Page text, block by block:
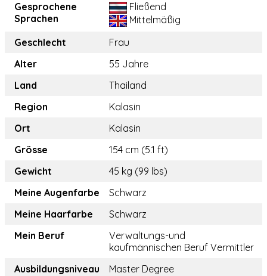
Gesprochene
Sprachen
Fließend
Mittelmäßig
Geschlecht
Frau
Alter
55 Jahre
Land
Thailand
Region
Kalasin
Ort
Kalasin
Grösse
154 cm (5.1 ft)
Gewicht
45 kg (99 lbs)
Meine Augenfarbe
Schwarz
Meine Haarfarbe
Schwarz
Mein Beruf
Verwaltungs-und
kaufmännischen Beruf Vermittler
Ausbildungsniveau
Master Degree